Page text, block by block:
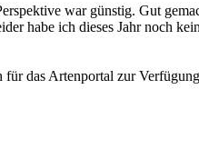
war günstig. Gut
habe ich dieses Jahr noch
das Artenportal zur